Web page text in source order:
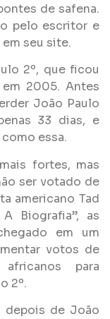
de safena.
pelo escritor e
seu site.
2º, que ficou
2005. Antes
João Paulo
33 dias, e
essa.
fortes, mas
ser votado de
americano Tad
Biografia”, as
em um
votos de
para
2º.
depois de João